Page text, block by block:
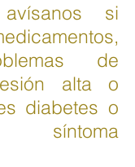
si
de
alta o
diabetes o
síntoma